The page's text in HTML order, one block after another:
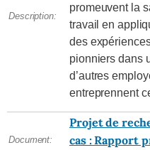
Description:
promeuvent la
travail en
des
pionniers dans
d’autres
entreprennent
Document:
Projet de
cas : Rapport